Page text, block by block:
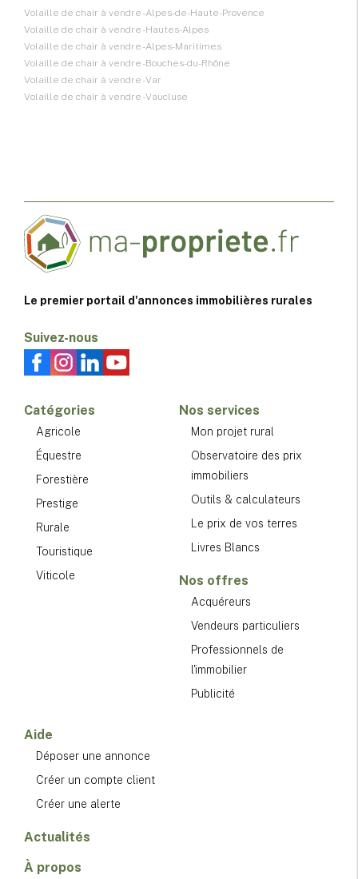
Volaille de chair à vendre - Alpes-de-Haute-Provence
Volaille de chair à vendre - Hautes-Alpes
Volaille de chair à vendre - Alpes-Maritimes
Volaille de chair à vendre - Bouches-du-Rhône
Volaille de chair à vendre - Var
Volaille de chair à vendre - Vaucluse
Le premier portail d'annonces immobilières rurales
Suivez-nous
Catégories
Agricole
Équestre
Forestière
Prestige
Rurale
Touristique
Viticole
Nos services
Mon projet rural
Observatoire des prix
immobiliers
Outils & calculateurs
Le prix de vos terres
Livres Blancs
Nos offres
Acquéreurs
Vendeurs particuliers
Professionnels de
l'immobilier
Publicité
Aide
Déposer une annonce
Créer un compte client
Créer une alerte
Actualités
À propos